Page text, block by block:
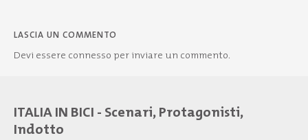
LASCIA UN COMMENTO
Devi essere connesso per inviare un commento.
ITALIA IN BICI - Scenari, Protagonisti,
Indotto